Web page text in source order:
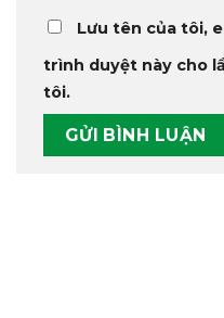
Lưu tên của tôi,
trình duyệt này cho
tôi.